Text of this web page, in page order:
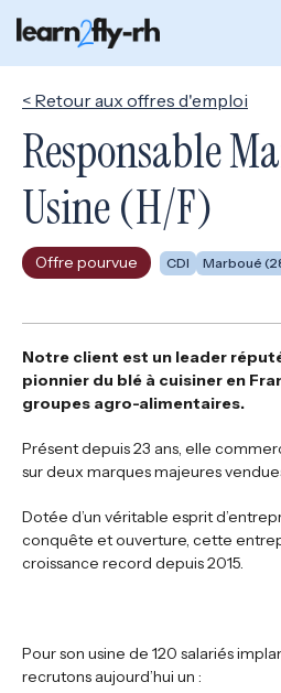
< Retour aux offres d'emploi
Responsable
Usine (H/F)
Offre pourvue CDI Marboué
Notre client est un leader
pionnier du blé à cuisiner en
groupes agro-alimentaires.
Présent depuis 23 ans, elle
sur deux marques majeures
Dotée d’un véritable esprit
conquête et ouverture, cette
croissance record depuis 2015.
Pour son usine de 120 salariés
recrutons aujourd’hui un :